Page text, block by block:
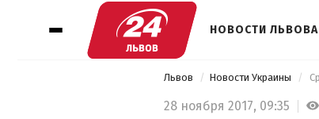
НОВОСТИ ЛЬВОВА
Львов Новости Украины
28 ноября 2017, 09:35